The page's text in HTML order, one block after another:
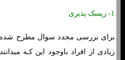
1- ریسک پذیری
برای بررسی مجدد سوال مطرح شده
زیادی از افراد باوجود این کـه